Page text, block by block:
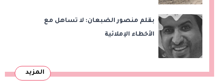
بقلم منصور الضبعان: لا تساهل مع
الأخطاء الإملائية
المزيد